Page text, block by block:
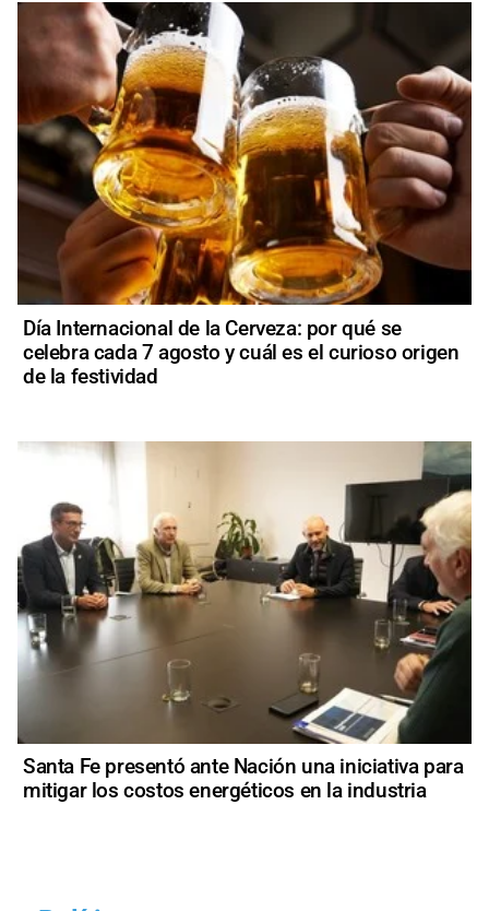
Día Internacional de la Cerveza: por qué se
celebra cada 7 agosto y cuál es el curioso origen
de la festividad
Santa Fe presentó ante Nación una iniciativa para
mitigar los costos energéticos en la industria